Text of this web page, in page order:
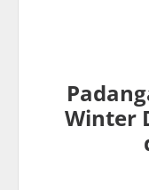
Winter